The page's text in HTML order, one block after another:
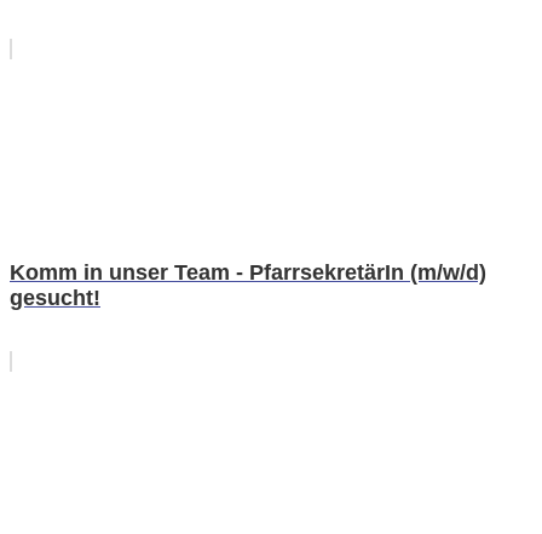
Komm in unser Team - PfarrsekretärIn (m/w/d)
gesucht!